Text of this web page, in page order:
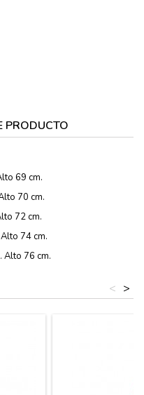
PRODUCTO
69 cm.
70 cm.
72 cm.
74 cm.
Alto 76 cm.
>
<